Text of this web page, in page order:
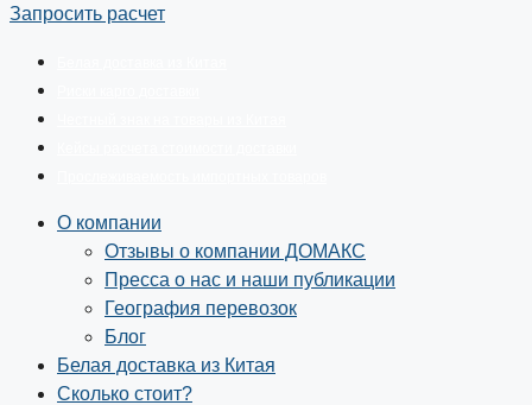
Запросить расчет
О компании
Отзывы о компании ДОМАКС
Пресса о нас и наши публикации
География перевозок
Блог
Белая доставка из Китая
Сколько стоит?